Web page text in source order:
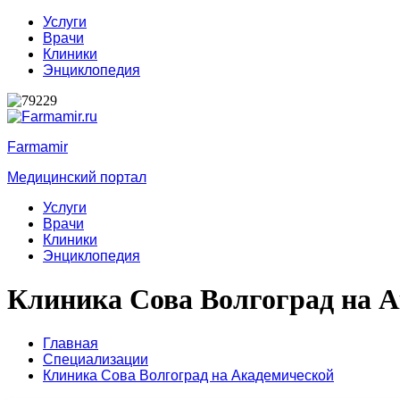
Услуги
Врачи
Клиники
Энциклопедия
Farmamir
Медицинский портал
Услуги
Врачи
Клиники
Энциклопедия
Клиника Сова Волгоград на
Главная
Специализации
Клиника Сова Волгоград на Академической